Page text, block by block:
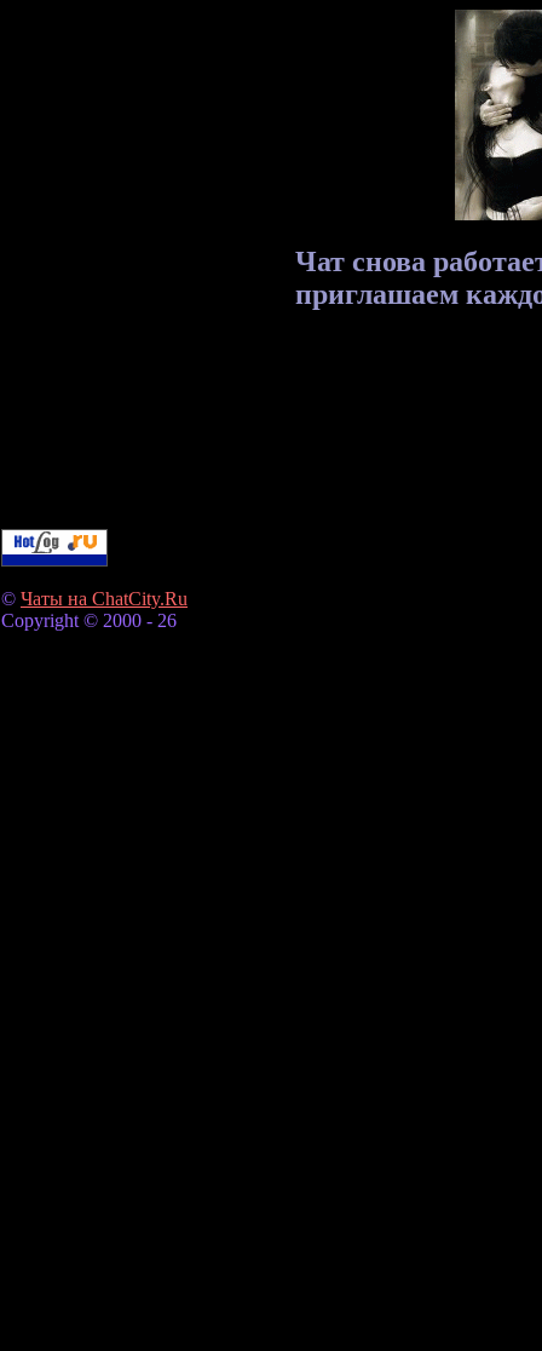
Чат снова
приглашаем
© Чаты на ChatCity.Ru
Copyright © 2000 - 26